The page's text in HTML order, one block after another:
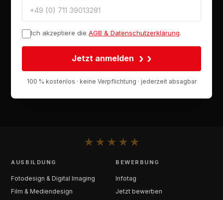
Ich akzeptiere die AGB & Datenschutzerklärung.
Jetzt anmelden ›
100 % kostenlos · keine Verpflichtung · jederzeit absagbar
★ ★ ★ ★ ★
AUSBILDUNG
Fotodesign & Digital Imaging
Film & Mediendesign
BEWERBUNG
Infotag
Jetzt bewerben